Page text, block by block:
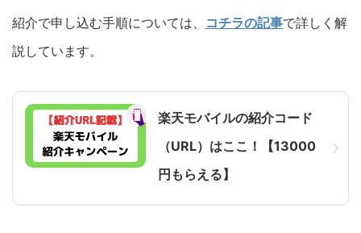
紹介で申し込む手順については、 コチラの記事で詳しく解
説しています。
楽天モバイルの紹介コード
（URL）はここ！【13000
円もらえる】